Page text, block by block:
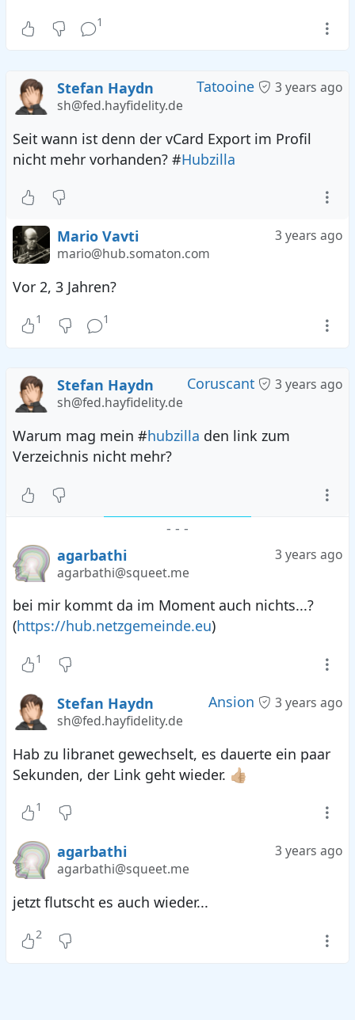
1
Tatooine 3 years ago
Stefan Haydn
sh@fed.hayfidelity.de
Seit wann ist denn der vCard Export im Profil
nicht mehr vorhanden? #Hubzilla
3 years ago
Mario Vavti
mario@hub.somaton.com
Vor 2, 3 Jahren?
1 1
Coruscant 3 years ago
Stefan Haydn
sh@fed.hayfidelity.de
Warum mag mein #hubzilla den link zum
Verzeichnis nicht mehr?
- - -
3 years ago
agarbathi
agarbathi@squeet.me
bei mir kommt da im Moment auch nichts...?
(https://hub.netzgemeinde.eu)
1
Ansion 3 years ago
Stefan Haydn
sh@fed.hayfidelity.de
Hab zu libranet gewechselt, es dauerte ein paar
Sekunden, der Link geht wieder. 👍🏼
1
3 years ago
agarbathi
agarbathi@squeet.me
jetzt flutscht es auch wieder...
2